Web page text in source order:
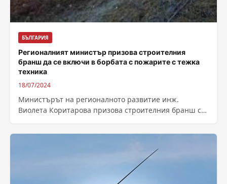
БЪЛГАРИЯ
Регионалният министър призова строителния
бранш да се включи в борбата с пожарите с тежка
техника
18/07/2024
Министърът на регионалното развитие инж.
Виолета Коритарова призова строителния бранш с